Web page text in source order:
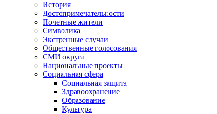
История
Достопримечательности
Почетные жители
Символика
Экстренные случаи
Общественные голосования
СМИ округа
Национальные проекты
Социальная сфера
Социальная защита
Здравоохранение
Образование
Культура